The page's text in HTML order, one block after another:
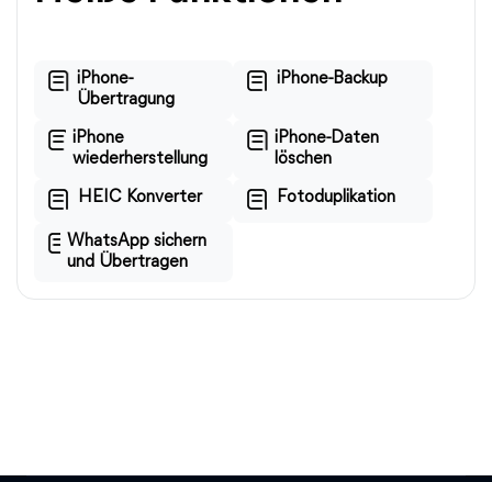
iPhone-
Übertragung
iPhone-Backup
iPhone
wiederherstellung
iPhone-Daten
löschen
HEIC Konverter Fotoduplikation
WhatsApp sichern
und Übertragen